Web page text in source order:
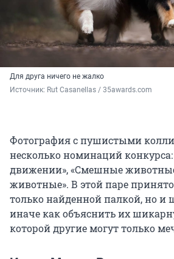
Для друга ничего не жалко
Источник: Rut Casanellas / 35awards.com
Фотография с пушистыми колли
несколько номинаций конкурса:
движении», «Смешные
животные». В этой паре
только найденной палкой, но и
иначе как объяснить их
которой другие могут только